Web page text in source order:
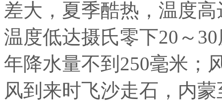
差大，夏季酷热，温度
温度低达摄氏零下20～
年降水量不到250毫米；
风到来时飞沙走石，内蒙